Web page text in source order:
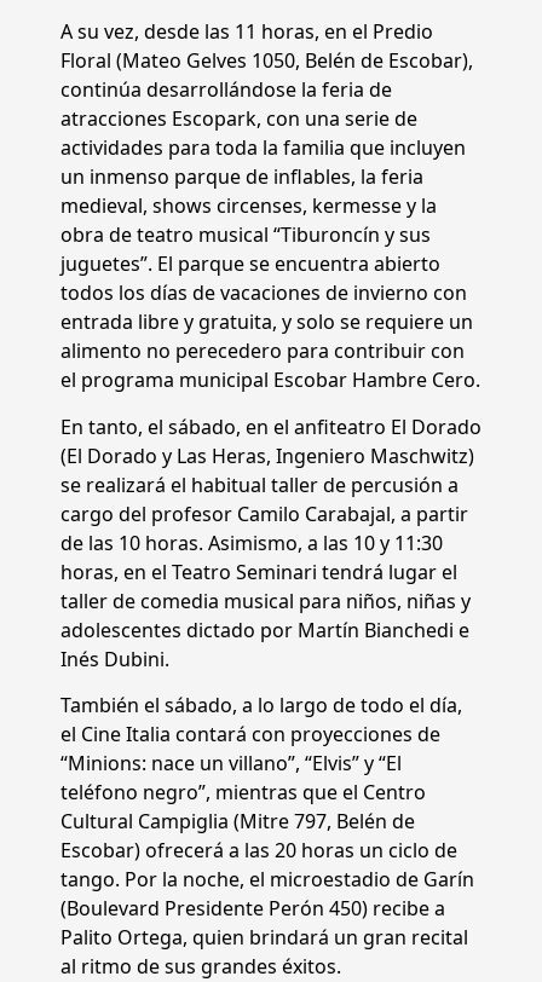
A su vez, desde las 11 horas, en el Predio
Floral (Mateo Gelves 1050, Belén de Escobar),
continúa desarrollándose la feria de
atracciones Escopark, con una serie de
actividades para toda la familia que incluyen
un inmenso parque de inflables, la feria
medieval, shows circenses, kermesse y la
obra de teatro musical “Tiburoncín y sus
juguetes”. El parque se encuentra abierto
todos los días de vacaciones de invierno con
entrada libre y gratuita, y solo se requiere un
alimento no perecedero para contribuir con
el programa municipal Escobar Hambre Cero.
En tanto, el sábado, en el anfiteatro El Dorado
(El Dorado y Las Heras, Ingeniero Maschwitz)
se realizará el habitual taller de percusión a
cargo del profesor Camilo Carabajal, a partir
de las 10 horas. Asimismo, a las 10 y 11:30
horas, en el Teatro Seminari tendrá lugar el
taller de comedia musical para niños, niñas y
adolescentes dictado por Martín Bianchedi e
Inés Dubini.
También el sábado, a lo largo de todo el día,
el Cine Italia contará con proyecciones de
“Minions: nace un villano”, “Elvis” y “El
teléfono negro”, mientras que el Centro
Cultural Campiglia (Mitre 797, Belén de
Escobar) ofrecerá a las 20 horas un ciclo de
tango. Por la noche, el microestadio de Garín
(Boulevard Presidente Perón 450) recibe a
Palito Ortega, quien brindará un gran recital
al ritmo de sus grandes éxitos.